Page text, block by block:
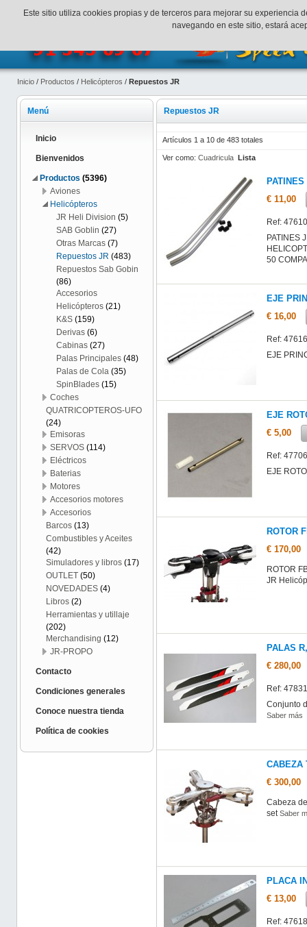
¡Bienvenidos a SpeedHobbys! Mi cuenta Finalizar
Inicio / Productos / Helicópteros / Repuestos JR
Repuestos JR
Artículos 1 a 10 de 483 totales
Ver como: Cuadricula Lista
€ 11,00
Ref:
PATINES
50
EJE
€ 16,00
Ref:
EJE
EJE
€ 5,00
Ref:
EJE
ROTOR
€ 170,00
ROTOR
JR
PALAS
€ 280,00
Ref:
Conjunto
Saber más
CABEZA
€ 300,00
Cabeza
setSaber
PLACA
€ 13,00
Ref:
Menú
Inicio
Bienvenidos
Productos (5396)
Aviones
Helicópteros
JR Heli Division (5)
SAB Goblin (27)
Otras Marcas (7)
Repuestos JR (483)
Repuestos Sab Gobin
(86)
Accesorios
Helicópteros (21)
K&S (159)
Derivas (6)
Cabinas (27)
Palas Principales (48)
Palas de Cola (35)
SpinBlades (15)
Coches
QUATRICOPTEROS-UFO
(24)
Emisoras
SERVOS (114)
Eléctricos
Baterias
Motores
Accesorios motores
Accesorios
Barcos (13)
Combustibles y Aceites
(42)
Simuladores y libros (17)
OUTLET (50)
NOVEDADES (4)
Libros (2)
Herramientas y utillaje
(202)
Merchandising (12)
JR-PROPO
Contacto
Condiciones generales
Conoce nuestra tienda
Política de cookies
Este sitio utiliza cookies propias y de terceros para mejorar su
navegando en este sitio, estará